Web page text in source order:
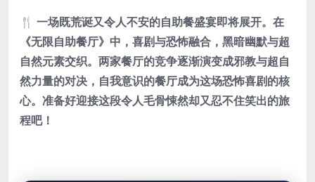
🍴 一场既荒诞又令人不安的自助餐盛宴即将展开。在
《无限自助餐厅》中，喜剧与恐怖融合，黑暗幽默与超
自然元素交织。两家餐厅的竞争逐渐演变成邪教与超自
然力量的对决，自我意识的餐厅成为这场恐怖喜剧的核
心。准备好迎接这段令人毛骨悚然却又忍不住笑出的旅
程吧！